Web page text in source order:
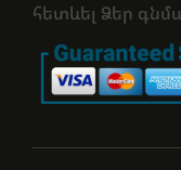
հետևել Ձեր